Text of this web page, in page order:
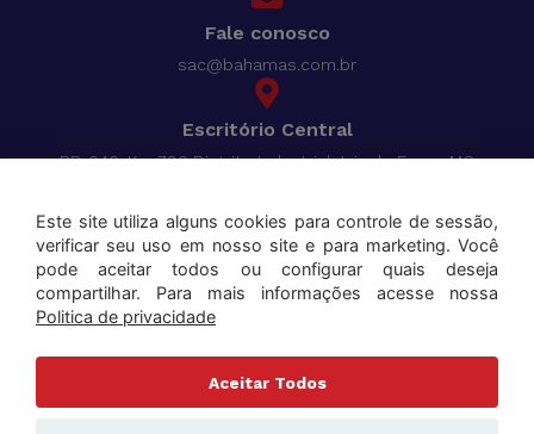
Fale conosco
sac@bahamas.com.br
Escritório Central
BR-040, Km 780 Distrito Industrial Juiz de Fora - MG
Aceitamos os seguintes cartões:
Este site utiliza alguns cookies para controle de sessão,
verificar seu uso em nosso site e para marketing. Você
pode aceitar todos ou configurar quais deseja
compartilhar. Para mais informações acesse nossa
Politica de privacidade
Aceitar Todos